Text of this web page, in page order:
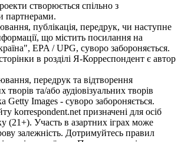
створюється спільно з
партнерами.
публікація, передрук, чи наступне
що містить посилання на
EPA / UPG, суворо забороняється.
в розділі Я-Корреспондент є автор
передрук та відтворення
творів та/або аудіовізуальних творів
Getty Images - суворо забороняється.
korrespondent.net призначені для осіб
(21+). Участь в азартних іграх може
залежність. Дотримуйтесь правил